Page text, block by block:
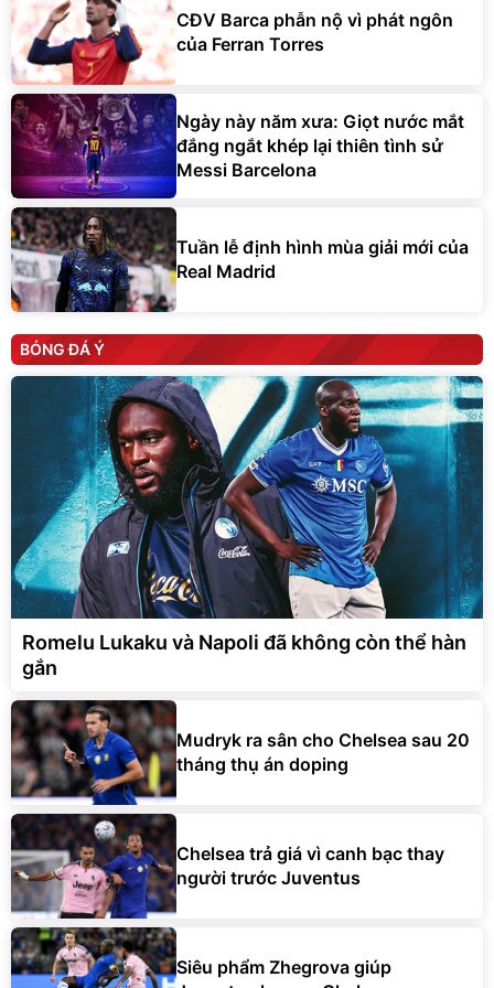
CĐV Barca phẫn nộ vì phát ngôn
của Ferran Torres
Ngày này năm xưa: Giọt nước mắt
đắng ngắt khép lại thiên tình sử
Messi Barcelona
Tuần lễ định hình mùa giải mới của
Real Madrid
BÓNG ĐÁ Ý
Romelu Lukaku và Napoli đã không còn thể hàn
gắn
Mudryk ra sân cho Chelsea sau 20
tháng thụ án doping
Chelsea trả giá vì canh bạc thay
người trước Juventus
Siêu phẩm Zhegrova giúp